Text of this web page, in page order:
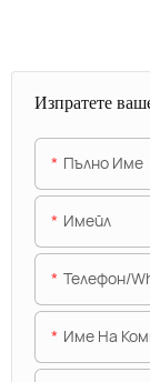
Изпратете
Пълно Име
Имейл
Телефон/
Име На